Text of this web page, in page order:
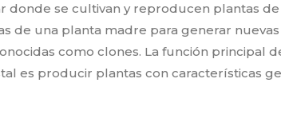
donde se cultivan y reproducen plantas de
de una planta madre para generar
como clones. La función principal
es producir plantas con características